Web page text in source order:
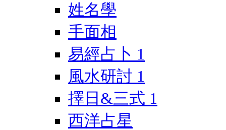
姓名學
手面相
易經占卜 1
風水研討 1
擇日&三式 1
西洋占星